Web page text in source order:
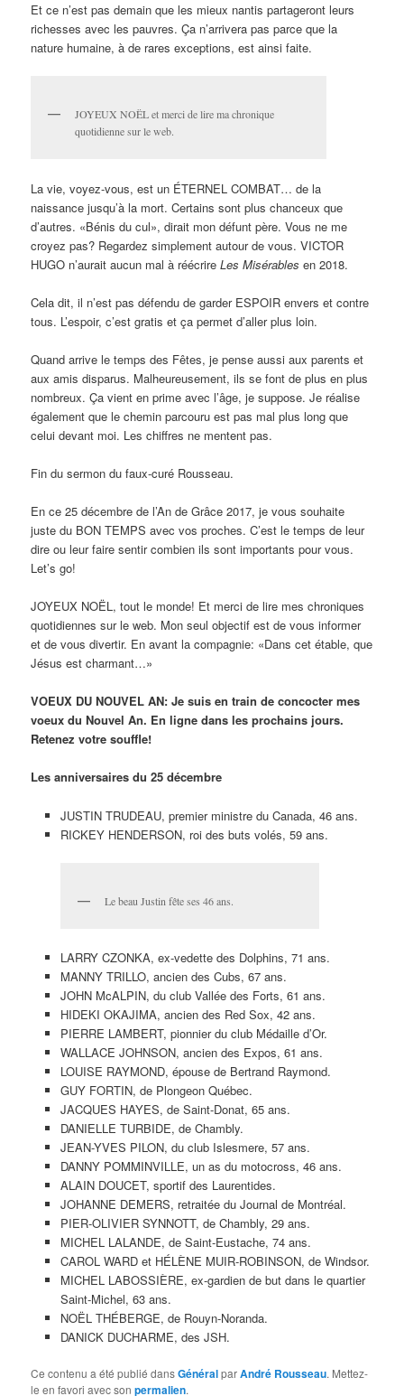
Et ce n’est pas demain que les mieux nantis partageront leurs
richesses avec les pauvres. Ça n’arrivera pas parce que la
nature humaine, à de rares exceptions, est ainsi faite.
JOYEUX NOËL et merci de lire ma chronique
quotidienne sur le web.
La vie, voyez-vous, est un ÉTERNEL COMBAT… de la
naissance jusqu’à la mort. Certains sont plus chanceux que
d’autres. «Bénis du cul», dirait mon défunt père. Vous ne me
croyez pas? Regardez simplement autour de vous. VICTOR
HUGO n’aurait aucun mal à réécrireLes Misérables en 2018.
Cela dit, il n’est pas défendu de garder ESPOIR envers et contre
tous. L’espoir, c’est gratis et ça permet d’aller plus loin.
Quand arrive le temps des Fêtes, je pense aussi aux parents et
aux amis disparus. Malheureusement, ils se font de plus en plus
nombreux. Ça vient en prime avec l’âge, je suppose. Je réalise
également que le chemin parcouru est pas mal plus long que
celui devant moi. Les chiffres ne mentent pas.
Fin du sermon du faux-curé Rousseau.
En ce 25 décembre de l’An de Grâce 2017, je vous souhaite
juste du BON TEMPS avec vos proches. C’est le temps de leur
dire ou leur faire sentir combien ils sont importants pour vous.
Let’s go!
JOYEUX NOËL, tout le monde! Et merci de lire mes chroniques
quotidiennes sur le web. Mon seul objectif est de vous informer
et de vous divertir. En avant la compagnie: «Dans cet étable, que
Jésus est charmant…»
VOEUX DU NOUVEL AN: Je suis en train de concocter mes
voeux du Nouvel An. En ligne dans les prochains jours.
Retenez votre souffle!
Les anniversaires du 25 décembre
JUSTIN TRUDEAU, premier ministre du Canada, 46 ans.
RICKEY HENDERSON, roi des buts volés, 59 ans.
Le beau Justin fête ses 46 ans.
LARRY CZONKA, ex-vedette des Dolphins, 71 ans.
MANNY TRILLO, ancien des Cubs, 67 ans.
JOHN McALPIN, du club Vallée des Forts, 61 ans.
HIDEKI OKAJIMA, ancien des Red Sox, 42 ans.
PIERRE LAMBERT, pionnier du club Médaille d’Or.
WALLACE JOHNSON, ancien des Expos, 61 ans.
LOUISE RAYMOND, épouse de Bertrand Raymond.
GUY FORTIN, de Plongeon Québec.
JACQUES HAYES, de Saint-Donat, 65 ans.
DANIELLE TURBIDE, de Chambly.
JEAN-YVES PILON, du club Islesmere, 57 ans.
DANNY POMMINVILLE, un as du motocross, 46 ans.
ALAIN DOUCET, sportif des Laurentides.
JOHANNE DEMERS, retraitée du Journal de Montréal.
PIER-OLIVIER SYNNOTT, de Chambly, 29 ans.
MICHEL LALANDE, de Saint-Eustache, 74 ans.
CAROL WARD et HÉLÈNE MUIR-ROBINSON, de Windsor.
MICHEL LABOSSIÈRE, ex-gardien de but dans le quartier
Saint-Michel, 63 ans.
NOËL THÉBERGE, de Rouyn-Noranda.
DANICK DUCHARME, des JSH.
Ce contenu a été publié dansGénéralparAndré Rousseau. Mettez-
le en favori avec sonpermalien.